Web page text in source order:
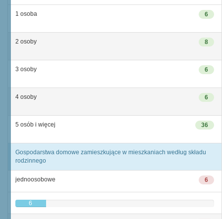
6
1 osoba
8
2 osoby
6
3 osoby
6
4 osoby
36
5 osób i więcej
Gospodarstwa domowe zamieszkujące w mieszkaniach według składu
rodzinnego
6
jednoosobowe
6